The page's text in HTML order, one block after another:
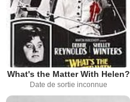
What's the Matter With Helen?
Date de sortie inconnue